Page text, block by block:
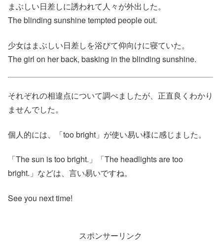
まぶしい日差しに誘われて人々が外出した。
The blinding sunshine tempted people out.
少女はまぶしい日差しを浴びて仰向けに寝ていた。
The girl on her back, basking in the blinding sunshine.
それぞれの相違点について調べましたが、正直良くわかり
ませんでした。
個人的には、「too bright」が使い易い様に感じました。
「The sun is too bright.」「The headlights are too
bright.」などは、言い易いですね。
See you next time!
スポンサーリンク